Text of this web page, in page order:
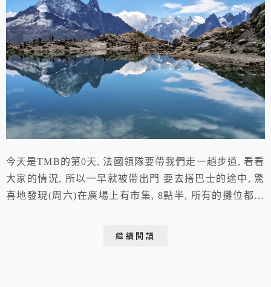
今天是TMB的第0天, 法國領隊要帶我們走一趟步道, 看看
大家的情況, 所以一早就被帶出門 要去搭巴士的途中, 驚
喜地發現(周六)在廣場上有市集, 8點半, 所有的攤位都已
繼續閱讀